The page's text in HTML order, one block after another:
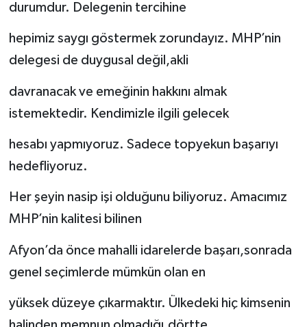
durumdur. Delegenin tercihine
hepimiz saygı göstermek zorundayız. MHP’nin
delegesi de duygusal değil,akli
davranacak ve emeğinin hakkını almak
istemektedir. Kendimizle ilgili gelecek
hesabı yapmıyoruz. Sadece topyekun başarıyı
hedefliyoruz.
Her şeyin nasip işi olduğunu biliyoruz. Amacımız
MHP’nin kalitesi bilinen
Afyon’da önce mahalli idarelerde başarı,sonrada
genel seçimlerde mümkün olan en
yüksek düzeye çıkarmaktır. Ülkedeki hiç kimsenin